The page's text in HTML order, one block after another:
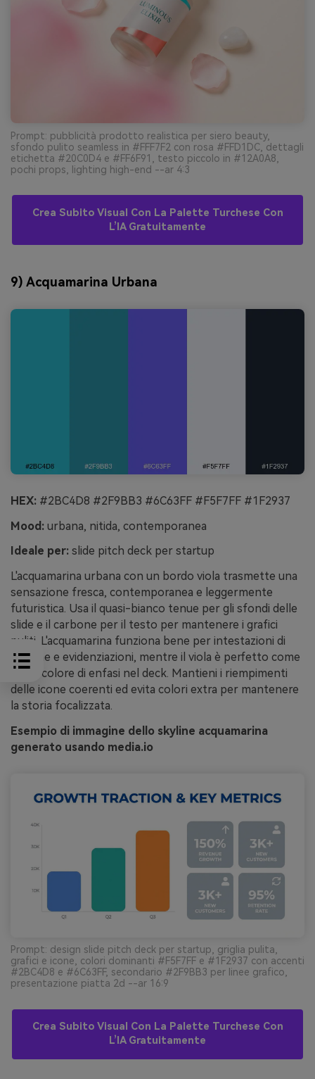
Prompt: pubblicità prodotto realistica per siero beauty,
sfondo pulito seamless in #FFF7F2 con rosa #FFD1DC, dettagli
etichetta #20C0D4 e #FF6F91, testo piccolo in #12A0A8,
pochi props, lighting high-end --ar 4:3
Crea Subito Visual Con La Palette Turchese Con
L’IA Gratuitamente
9) Acquamarina Urbana
HEX: #2BC4D8 #2F9BB3 #6C63FF #F5F7FF #1F2937
Mood: urbana, nitida, contemporanea
Ideale per: slide pitch deck per startup
L'acquamarina urbana con un bordo viola trasmette una
sensazione fresca, contemporanea e leggermente
futuristica. Usa il quasi-bianco tenue per gli sfondi delle
slide e il carbone per il testo per mantenere i grafici
puliti. L'acquamarina funziona bene per intestazioni di
sezione e evidenziazioni, mentre il viola è perfetto come
unico colore di enfasi nel deck. Mantieni i riempimenti
delle icone coerenti ed evita colori extra per mantenere
la storia focalizzata.
Esempio di immagine dello skyline acquamarina
generato usando media.io
Prompt: design slide pitch deck per startup, griglia pulita,
grafici e icone, colori dominanti #F5F7FF e #1F2937 con accenti
#2BC4D8 e #6C63FF, secondario #2F9BB3 per linee grafico,
presentazione piatta 2d --ar 16:9
Crea Subito Visual Con La Palette Turchese Con
L’IA Gratuitamente